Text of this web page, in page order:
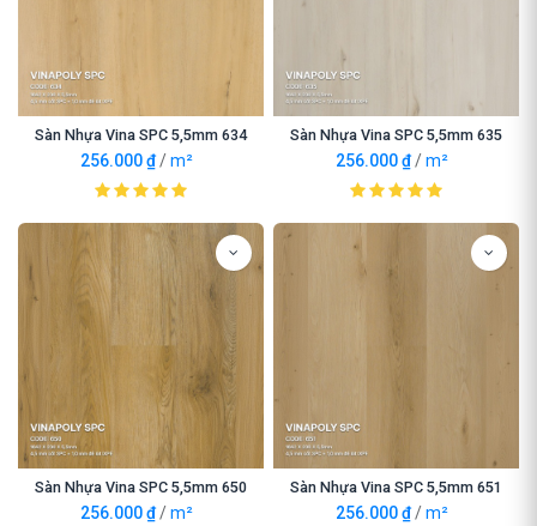
Sàn Nhựa Vina SPC 5,5mm 634
256.000₫ /m²
Sàn Nhựa Vina SPC 5,5mm 635
256.000₫ /m²
Sàn Nhựa Vina SPC 5,5mm 650
256.000₫ /m²
Sàn Nhựa Vina SPC 5,5mm 651
256.000₫ /m²